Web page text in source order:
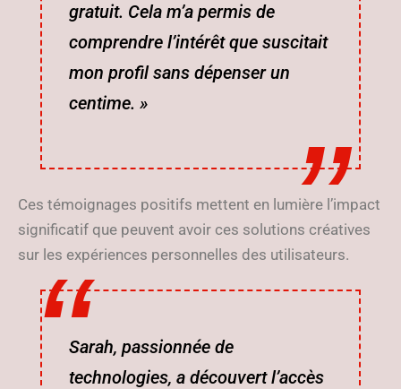
gratuit. Cela m’a permis de
comprendre l’intérêt que suscitait
mon profil sans dépenser un
centime. »
Ces témoignages positifs mettent en lumière l’impact
significatif que peuvent avoir ces solutions créatives
sur les expériences personnelles des utilisateurs.
Sarah, passionnée de
technologies, a découvert l’accès